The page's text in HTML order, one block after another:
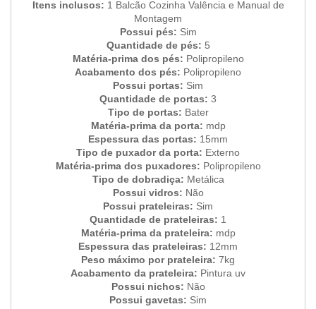
Itens inclusos: 1 Balcão Cozinha Valência e Manual de
Montagem
Possui pés: Sim
Quantidade de pés: 5
Matéria-prima dos pés: Polipropileno
Acabamento dos pés: Polipropileno
Possui portas: Sim
Quantidade de portas: 3
Tipo de portas: Bater
Matéria-prima da porta: mdp
Espessura das portas: 15mm
Tipo de puxador da porta: Externo
Matéria-prima dos puxadores: Polipropileno
Tipo de dobradiça: Metálica
Possui vidros: Não
Possui prateleiras: Sim
Quantidade de prateleiras: 1
Matéria-prima da prateleira: mdp
Espessura das prateleiras: 12mm
Peso máximo por prateleira: 7kg
Acabamento da prateleira: Pintura uv
Possui nichos: Não
Possui gavetas: Sim